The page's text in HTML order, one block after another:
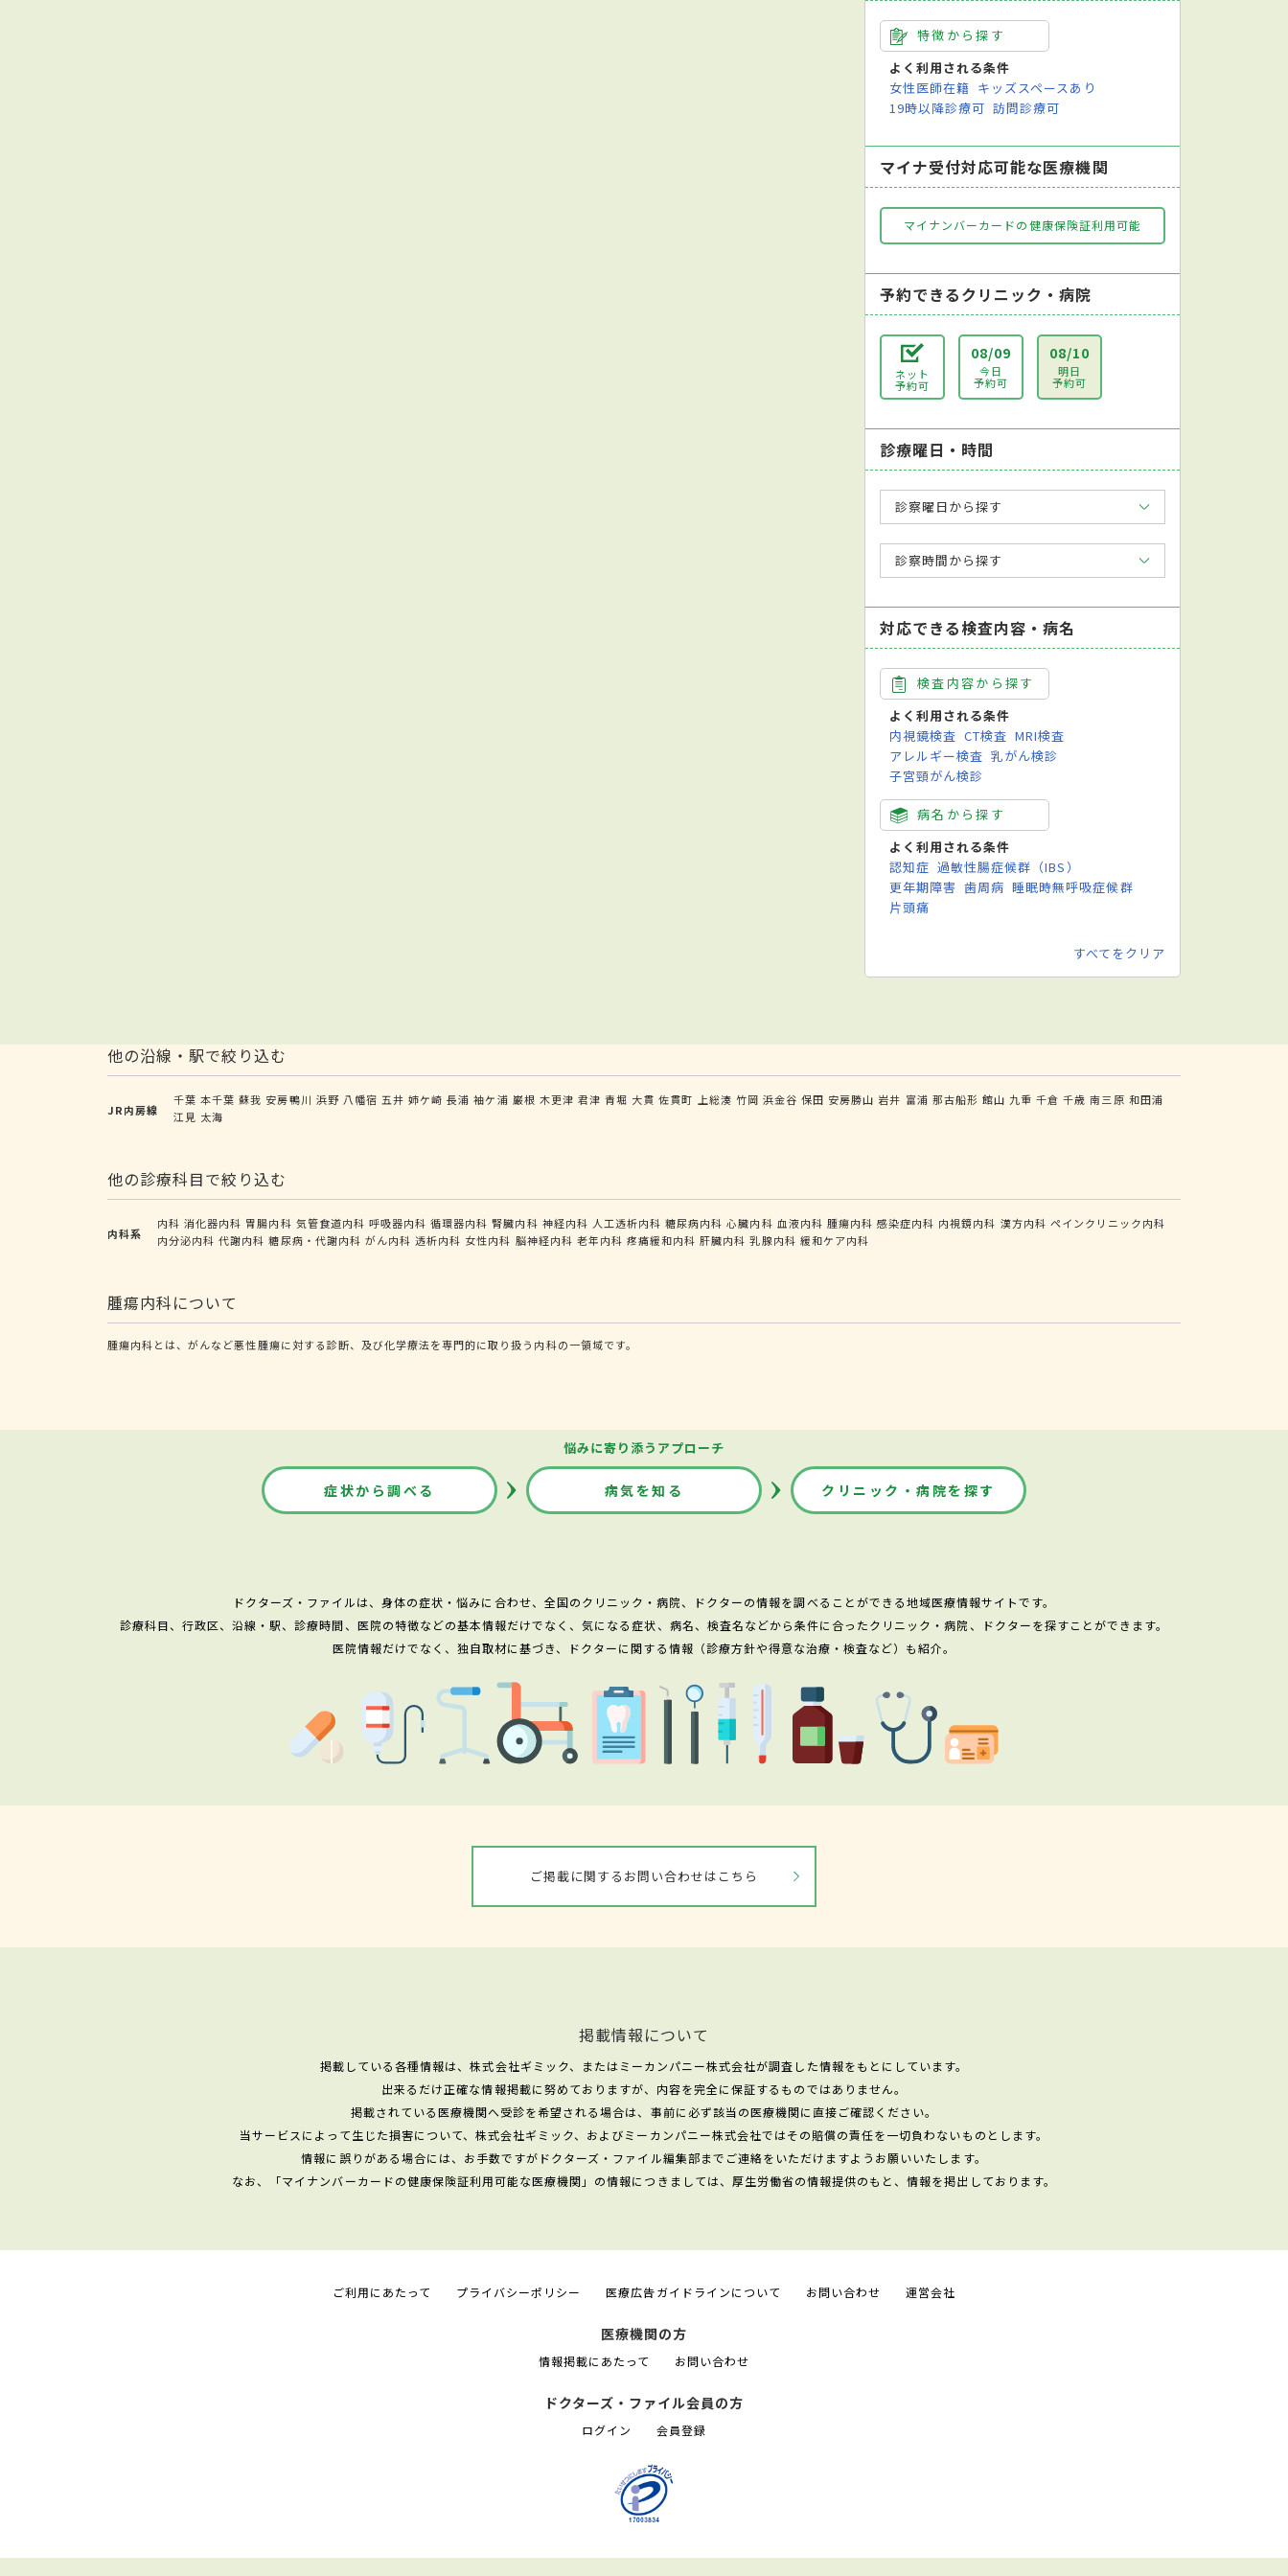
特徴から探す
よく利用される条件
女性医師在籍 キッズスペースあり
19時以降診療可 訪問診療可
マイナ受付対応可能な医療機関
マイナンバーカードの健康保険証利用可能
予約できるクリニック・病院
ネット
予約可
08/09
今日
予約可
08/10
明日
予約可
診療曜日・時間
診察曜日から探す
診察時間から探す
対応できる検査内容・病名
検査内容から探す
よく利用される条件
内視鏡検査 CT検査 MRI検査
アレルギー検査 乳がん検診
子宮頸がん検診
病名から探す
よく利用される条件
認知症 過敏性腸症候群（IBS）
更年期障害 歯周病 睡眠時無呼吸症候群
片頭痛
すべてをクリア
他の沿線・駅で絞り込む
JR内房線
千葉 本千葉 蘇我 安房鴨川 浜野 八幡宿 五井 姉ケ崎 長浦 袖ケ浦 巌根 木更津 君津 青堀 大貫 佐貫町 上総湊 竹岡 浜金谷 保田 安房勝山 岩井 富浦 那古船形 館山 九重 千倉 千歳 南三原 和田浦
江見 太海
他の診療科目で絞り込む
内科系
内科 消化器内科 胃腸内科 気管食道内科 呼吸器内科 循環器内科 腎臓内科 神経内科 人工透析内科 糖尿病内科 心臓内科 血液内科 腫瘍内科 感染症内科 内視鏡内科 漢方内科 ペインクリニック内科
内分泌内科 代謝内科 糖尿病・代謝内科 がん内科 透析内科 女性内科 脳神経内科 老年内科 疼痛緩和内科 肝臓内科 乳腺内科 緩和ケア内科
腫瘍内科について
腫瘍内科とは、がんなど悪性腫瘍に対する診断、及び化学療法を専門的に取り扱う内科の一領域です。
悩みに寄り添うアプローチ
症状から調べる 病気を知る クリニック・病院を探す
ドクターズ・ファイルは、身体の症状・悩みに合わせ、全国のクリニック・病院、ドクターの情報を調べることができる地域医療情報サイトです。
診療科目、行政区、沿線・駅、診療時間、医院の特徴などの基本情報だけでなく、気になる症状、病名、検査名などから条件に合ったクリニック・病院、ドクターを探すことができます。
医院情報だけでなく、独自取材に基づき、ドクターに関する情報（診療方針や得意な治療・検査など）も紹介。
ご掲載に関するお問い合わせはこちら
掲載情報について
掲載している各種情報は、株式会社ギミック、またはミーカンパニー株式会社が調査した情報をもとにしています。
出来るだけ正確な情報掲載に努めておりますが、内容を完全に保証するものではありません。
掲載されている医療機関へ受診を希望される場合は、事前に必ず該当の医療機関に直接ご確認ください。
当サービスによって生じた損害について、株式会社ギミック、およびミーカンパニー株式会社ではその賠償の責任を一切負わないものとします。
情報に誤りがある場合には、お手数ですがドクターズ・ファイル編集部までご連絡をいただけますようお願いいたします。
なお、「マイナンバーカードの健康保険証利用可能な医療機関」の情報につきましては、厚生労働省の情報提供のもと、情報を掲出しております。
ご利用にあたって プライバシーポリシー 医療広告ガイドラインについて お問い合わせ 運営会社
医療機関の方
情報掲載にあたって お問い合わせ
ドクターズ・ファイル会員の方
ログイン 会員登録